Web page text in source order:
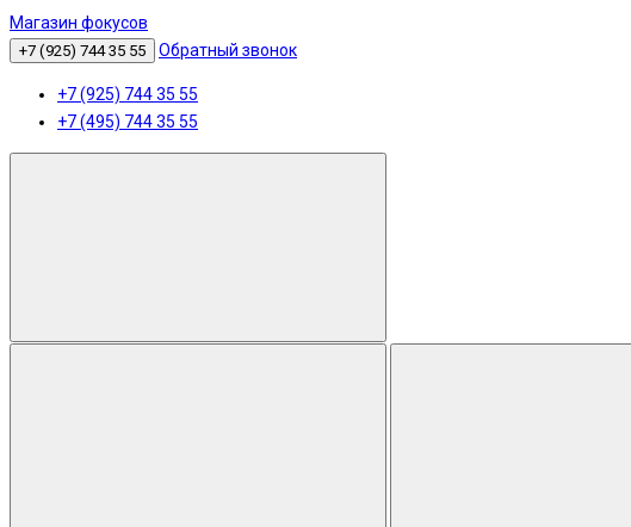
Магазин фокусов
+7 (925) 744 35 55 Обратный звонок
+7 (925) 744 35 55
+7 (495) 744 35 55